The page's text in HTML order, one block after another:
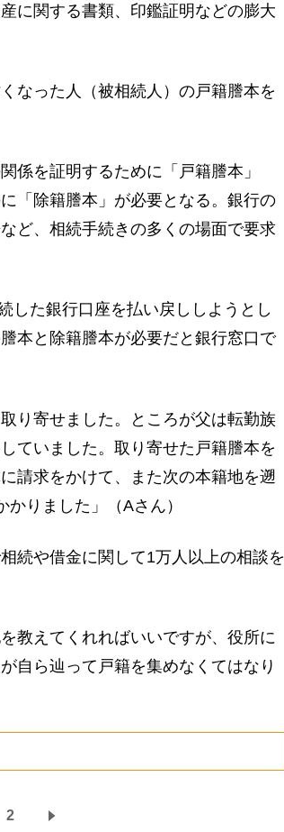
に関する書類、印鑑証明などの膨大
なった人（被相続人）の戸籍謄本を
係を証明するために「戸籍謄本」
「除籍謄本」が必要となる。銀行の
ど、相続手続きの多くの場面で要求
た銀行口座を払い戻ししようとし
本と除籍謄本が必要だと銀行窓口で
り寄せました。ところが父は転勤族
ていました。取り寄せた戸籍謄本を
請求をかけて、また次の本籍地を遡
りました」（Aさん）
続や借金に関して1万人以上の相談を
教えてくれればいいですが、役所に
自ら辿って戸籍を集めなくてはなり
2